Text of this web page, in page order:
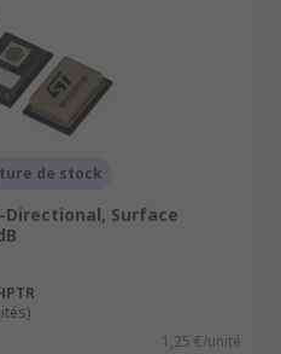
de stock
Surface
1,25 €/unité